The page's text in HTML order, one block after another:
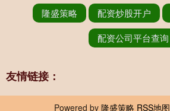
隆盛策略 配资炒股开户
配资公司平台查询
友情链接：
Powered by 隆盛策略 RSS地图